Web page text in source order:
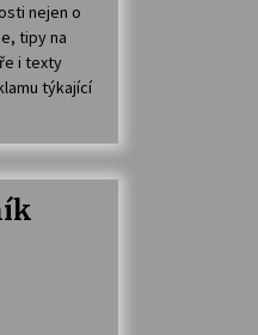
nejen o
tipy na
i texty
týkající